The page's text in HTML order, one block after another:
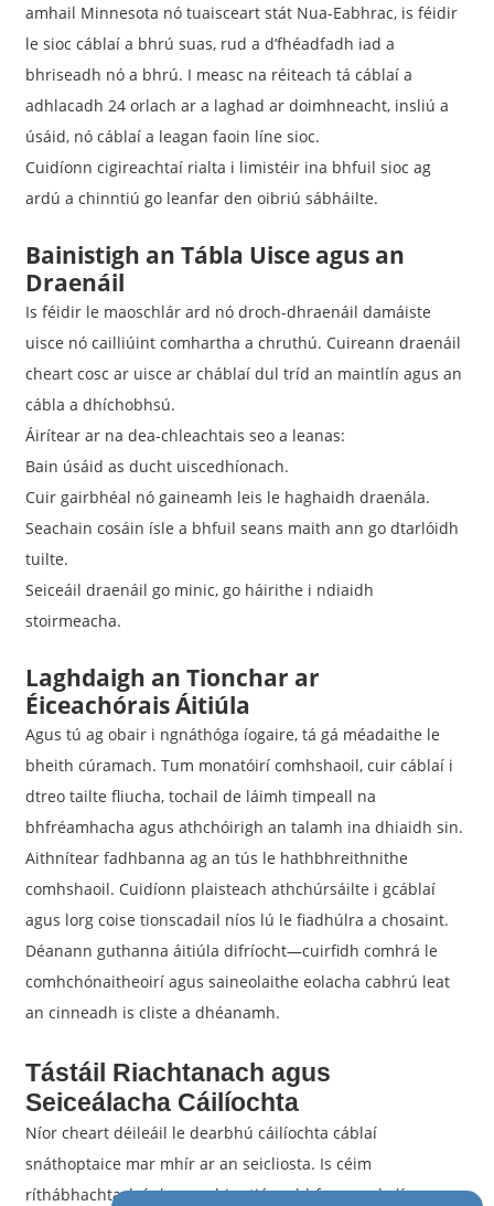
amhail Minnesota nó tuaisceart stát Nua-Eabhrac, is féidir
le sioc cáblaí a bhrú suas, rud a d’fhéadfadh iad a
bhriseadh nó a bhrú. I measc na réiteach tá cáblaí a
adhlacadh 24 orlach ar a laghad ar doimhneacht, insliú a
úsáid, nó cáblaí a leagan faoin líne sioc.
Cuidíonn cigireachtaí rialta i limistéir ina bhfuil sioc ag
ardú a chinntiú go leanfar den oibriú sábháilte.
Bainistigh an Tábla Uisce agus an
Draenáil
Is féidir le maoschlár ard nó droch-dhraenáil damáiste
uisce nó cailliúint comhartha a chruthú. Cuireann draenáil
cheart cosc ​​ar uisce ar cháblaí dul tríd an maintlín agus an
cábla a dhíchobhsú.
Áirítear ar na dea-chleachtais seo a leanas:
Bain úsáid as ducht uiscedhíonach.
Cuir gairbhéal nó gaineamh leis le haghaidh draenála.
Seachain cosáin ísle a bhfuil seans maith ann go dtarlóidh
tuilte.
Seiceáil draenáil go minic, go háirithe i ndiaidh
stoirmeacha.
Laghdaigh an Tionchar ar
Éiceachórais Áitiúla
Agus tú ag obair i ngnáthóga íogaire, tá gá méadaithe le
bheith cúramach. Tum monatóirí comhshaoil, cuir cáblaí i
dtreo tailte fliucha, tochail de láimh timpeall na
bhfréamhacha agus athchóirigh an talamh ina dhiaidh sin.
Aithnítear fadhbanna ag an tús le hathbhreithnithe
comhshaoil. Cuidíonn plaisteach athchúrsáilte i gcáblaí
agus lorg coise tionscadail níos lú le fiadhúlra a chosaint.
Déanann guthanna áitiúla difríocht—cuirfidh comhrá le
comhchónaitheoirí agus saineolaithe eolacha cabhrú leat
an cinneadh is cliste a dhéanamh.
Tástáil Riachtanach agus
Seiceálacha Cáilíochta
Níor cheart déileáil le dearbhú cáilíochta cáblaí
snáthoptaice mar mhír ar an seicliosta. Is céim
ríthábhachtach í chun a chinntiú go bhfanann do líonra